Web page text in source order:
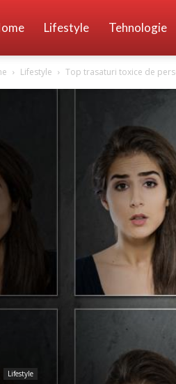
Lifestyle Tehnologie
Lifestyle Top trasaturi toxice de
Lifestyle